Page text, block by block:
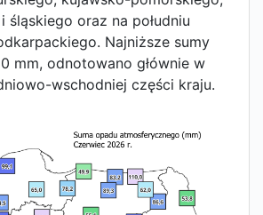
oraz na południu
Najniższe sumy
mm, odnotowano głównie w
wschodniej części kraju.